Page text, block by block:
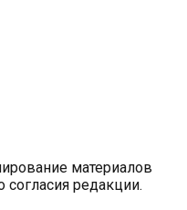
материалов
редакции.